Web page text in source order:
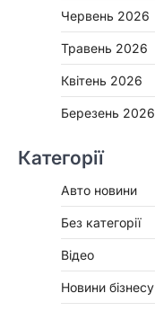
Червень 2026
Травень 2026
Квітень 2026
Березень 2026
Категорії
Авто новини
Без категорії
Відео
Новини бізнесу